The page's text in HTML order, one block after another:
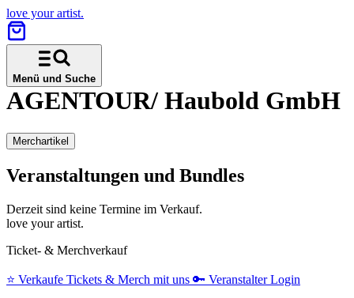
love your artist.
Menü und Suche
AGENTOUR/ Haubold GmbH
Merchartikel
Veranstaltungen und Bundles
Derzeit sind keine Termine im Verkauf.
love your artist.
Ticket- & Merchverkauf
⭐️ Verkaufe Tickets & Merch mit uns 🔑 Veranstalter Login